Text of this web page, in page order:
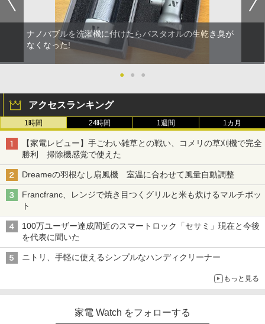
ナノバブルを洗濯機に付けたらバスタオルの生乾き臭が
なくなった!
● ● ●
アクセスランキング
1時間 24時間 1週間 1カ月
【家電レビュー】手ごわい雑草との戦い、コメリの草刈機で完全
勝利 掃除機感覚で使えた
Dreameの羽根なし扇風機 室温に合わせて風量自動調整
Francfranc、レンジで焼き目つくグリルと米も炊けるマルチポッ
ト
100万ユーザー達成間近のスマートロック「セサミ」現在と今後
を代表に聞いた
ニトリ、手軽に使えるシンプルなハンディクリーナー
もっと見る
家電 Watch をフォローする